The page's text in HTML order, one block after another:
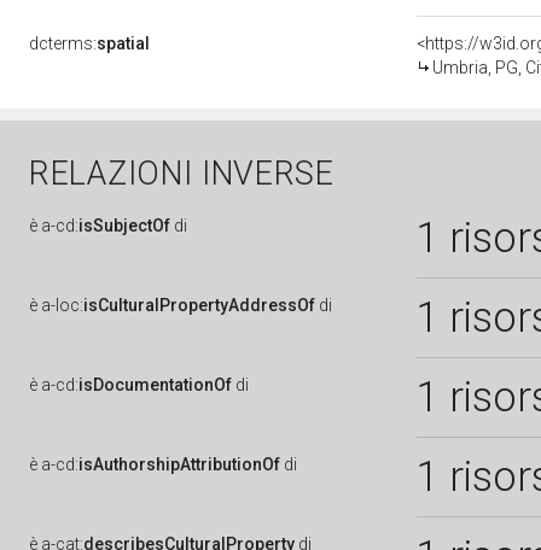
dcterms:spatial
<https://
Umbria, PG,
RELAZIONI INVERSE
è a-cd:isSubjectOf di 1
è a-loc:isCulturalPropertyAddressOf di 1
è a-cd:isDocumentationOf di 1
è a-cd:isAuthorshipAttributionOf di 1
è a-cat:describesCulturalProperty di